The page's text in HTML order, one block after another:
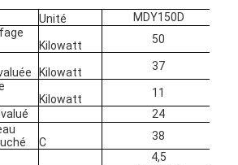
Unité
MDY150D
Kilowatt
50
Kilowatt
37
Kilowatt
11
24
C
38
4,5